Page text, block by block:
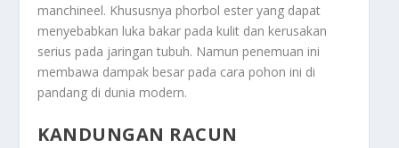
manchineel. Khususnya phorbol ester yang dapat
menyebabkan luka bakar pada kulit dan kerusakan
serius pada jaringan tubuh. Namun penemuan ini
membawa dampak besar pada cara pohon ini di
pandang di dunia modern.
KANDUNGAN RACUN